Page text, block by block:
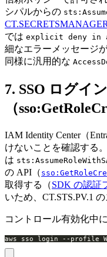
シパルからの
では explicit deny in
細なエラーメッセージ
同様に汎用的な
7. SSO ログイ
（
IAM Identity Center（
けないことを確認する
は
の API（
取得する（SDK の認証
いため、CT.STS.PV.1
コントロール有効化中
aws sso login --profile